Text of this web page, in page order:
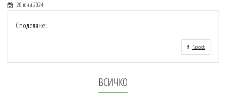
20 юни 2024
Споделяне:
Facebook
ВСИЧКО